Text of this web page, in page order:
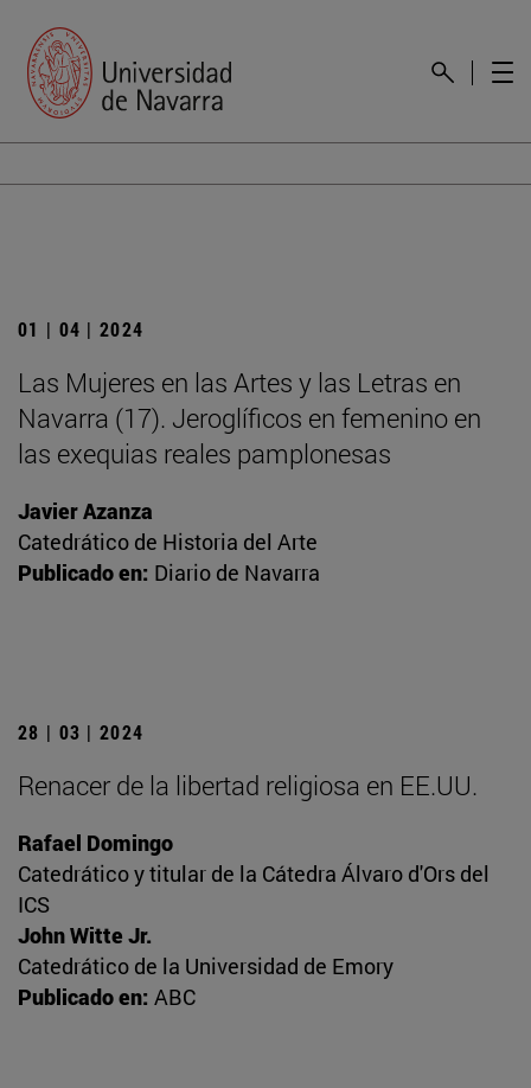
01 | 04 | 2024
Las Mujeres en las Artes y las Letras en
Navarra (17). Jeroglíficos en femenino en
las exequias reales pamplonesas
Javier Azanza
Catedrático de Historia del Arte
Publicado en: Diario de Navarra
28 | 03 | 2024
Renacer de la libertad religiosa en EE.UU.
Rafael Domingo
Catedrático y titular de la Cátedra Álvaro d'Ors del
ICS
John Witte Jr.
Catedrático de la Universidad de Emory
Publicado en: ABC